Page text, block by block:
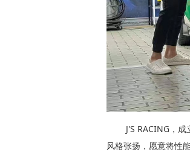
J'S RACING，成立
风格张扬，愿意将性